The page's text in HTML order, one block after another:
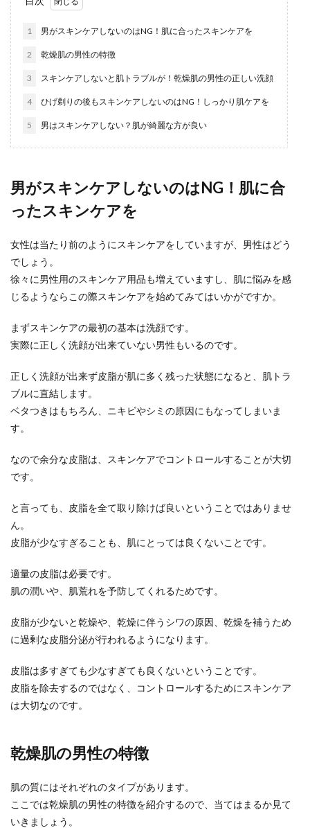
ますよね。濃いのが気になるという男性は、気に
なって短いズ...
彼氏に電話する頻度とは？毎日だった
のが減るのは相性がいい印
のは寂しいことではありますが上手くいっている
証拠でもあり...
学ぶ初心者向けメンズメイク
にメイクをしています。芸能人だから特別なのか
ら？プレゼントの選び方
ばれるのでしょうか？誕生日やクリスマスなど特
を結ぶ手順やコツを解説
を着る機会がある男性もいますよね。ですが、普
じる彼女の行動・付き合い方
髭でおしゃれに！人気の高い顎髭で男
の魅力をアップさせよう
1 男がスキンケアしないのはNG！肌に合ったスキンケアを
2 乾燥肌の男性の特徴
3 スキンケアしないと肌トラブルが！乾燥肌の男性の正しい洗顔
4 ひげ剃りの後もスキンケアしないのはNG！しっかり肌ケアを
5 男はスキンケアしない？肌が綺麗な方が良い
男がスキンケアしないのはNG！肌に合
ったスキンケアを
女性は当たり前のようにスキンケアをしていますが、男性はどう
でしょう。
徐々に男性用のスキンケア用品も増えていますし、肌に悩みを感
じるようならこの際スキンケアを始めてみてはいかがですか。
まずスキンケアの最初の基本は洗顔です。
実際に正しく洗顔が出来ていない男性もいるのです。
正しく洗顔が出来ず皮脂が肌に多く残った状態になると、肌トラ
ブルに直結します。
ベタつきはもちろん、ニキビやシミの原因にもなってしまいま
す。
なので余分な皮脂は、スキンケアでコントロールすることが大切
です。
と言っても、皮脂を全て取り除けば良いということではありませ
ん。
皮脂が少なすぎることも、肌にとっては良くないことです。
適量の皮脂は必要です。
肌の潤いや、肌荒れを予防してくれるためです。
皮脂が少ないと乾燥や、乾燥に伴うシワの原因、乾燥を補うため
に過剰な皮脂分泌が行われるようになります。
皮脂は多すぎても少なすぎても良くないということです。
皮脂を除去するのではなく、コントロールするためにスキンケア
は大切なのです。
乾燥肌の男性の特徴
肌の質にはそれぞれのタイプがあります。
ここでは乾燥肌の男性の特徴を紹介するので、当てはまるか見て
いきましょう。